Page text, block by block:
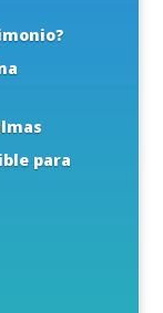
para